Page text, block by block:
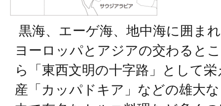
黒海、エーゲ海、地中海に囲ま
ヨーロッパとアジアの交わると
ら「東西文明の十字路」として
産「カッパドキア」などの雄大